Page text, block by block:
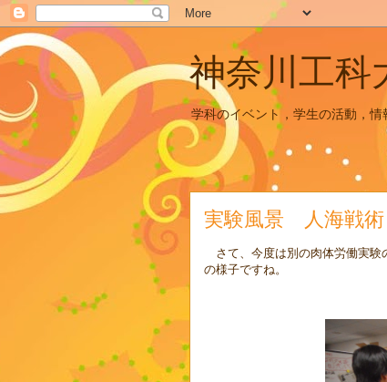
神奈川工科
学科のイベント，学生の活動，
実験風景 人海戦
さて、今度は別の肉体労働実験
の様子ですね。